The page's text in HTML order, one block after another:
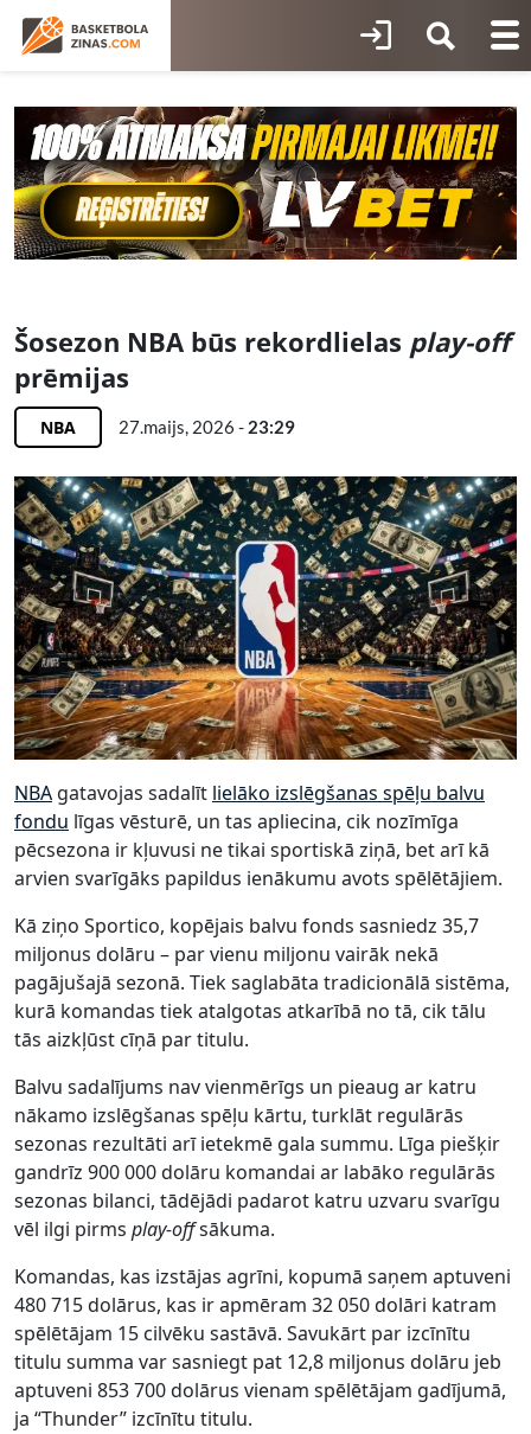
Šosezon NBA būs rekordlielas play-off
prēmijas
NBA 27.maijs, 2026 - 23:29
NBA gatavojas sadalīt lielāko izslēgšanas spēļu balvu
fondu līgas vēsturē, un tas apliecina, cik nozīmīga
pēcsezona ir kļuvusi ne tikai sportiskā ziņā, bet arī kā
arvien svarīgāks papildus ienākumu avots spēlētājiem.
Kā ziņo Sportico, kopējais balvu fonds sasniedz 35,7
miljonus dolāru – par vienu miljonu vairāk nekā
pagājušajā sezonā. Tiek saglabāta tradicionālā sistēma,
kurā komandas tiek atalgotas atkarībā no tā, cik tālu
tās aizkļūst cīņā par titulu.
Balvu sadalījums nav vienmērīgs un pieaug ar katru
nākamo izslēgšanas spēļu kārtu, turklāt regulārās
sezonas rezultāti arī ietekmē gala summu. Līga piešķir
gandrīz 900 000 dolāru komandai ar labāko regulārās
sezonas bilanci, tādējādi padarot katru uzvaru svarīgu
vēl ilgi pirms play-offsākuma.
Komandas, kas izstājas agrīni, kopumā saņem aptuveni
480 715 dolārus, kas ir apmēram 32 050 dolāri katram
spēlētājam 15 cilvēku sastāvā. Savukārt par izcīnītu
titulu summa var sasniegt pat 12,8 miljonus dolāru jeb
aptuveni 853 700 dolārus vienam spēlētājam gadījumā,
ja “Thunder” izcīnītu titulu.